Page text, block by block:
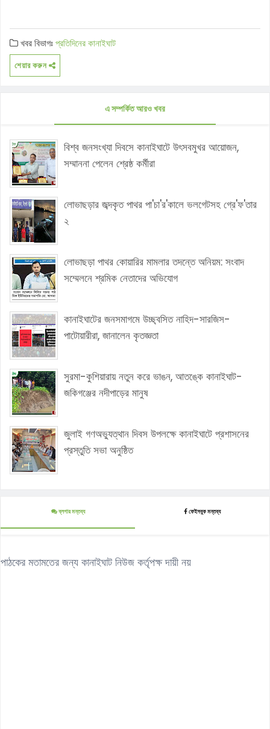
খবর বিভাগঃপ্রতিদিনের কানাইঘাট
শেয়ার করুন
এ সম্পর্কিত আরও খবর
বিশ্ব জনসংখ্যা দিবসে কানাইঘাটে উৎসবমুখর আয়োজন,
সম্মাননা পেলেন শ্রেষ্ঠ কর্মীরা
লোভাছড়ার জব্দকৃত পাথর পা'চা'র'কালে ভলগেটসহ গ্রে'ফ'তার
২
লোভাছড়া পাথর কোয়ারির মামলার তদন্তে অনিয়ম: সংবাদ
সম্মেলনে শ্রমিক নেতাদের অভিযোগ
কানাইঘাটের জনসমাগমে উচ্ছ্বসিত নাহিদ-সারজিস-
পাটোয়ারীরা, জানালেন কৃতজ্ঞতা
সুরমা-কুশিয়ারায় নতুন করে ভাঙন, আতঙ্কে কানাইঘাট-
জকিগঞ্জের নদীপাড়ের মানুষ
জুলাই গণঅভ্যুত্থান দিবস উপলক্ষে কানাইঘাটে প্রশাসনের
প্রস্তুতি সভা অনুষ্ঠিত
ব্লগার মন্তব্য ফেইসবুক মন্তব্য
পাঠকের মতামতের জন্য কানাইঘাট নিউজ কর্তৃপক্ষ দায়ী নয়